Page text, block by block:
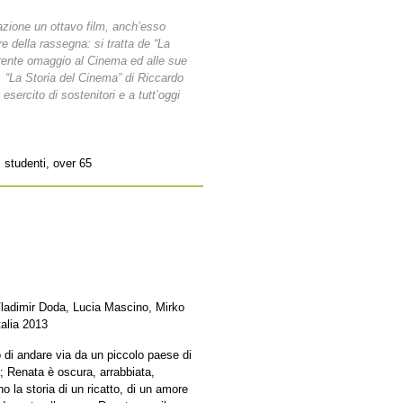
un ottavo film, anch’esso
della rassegna: si tratta de “La
omaggio al Cinema ed alle sue
Storia del Cinema” di Riccardo
di sostenitori e a tutt’oggi
studenti, over 65
Doda, Lucia Mascino, Mirko
2013
andare via da un piccolo paese di
è oscura, arrabbiata,
la storia di un ricatto, di un amore